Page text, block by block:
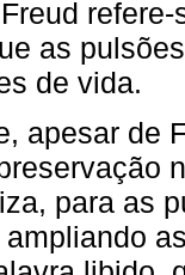
as
de vida.
apesar de
para as